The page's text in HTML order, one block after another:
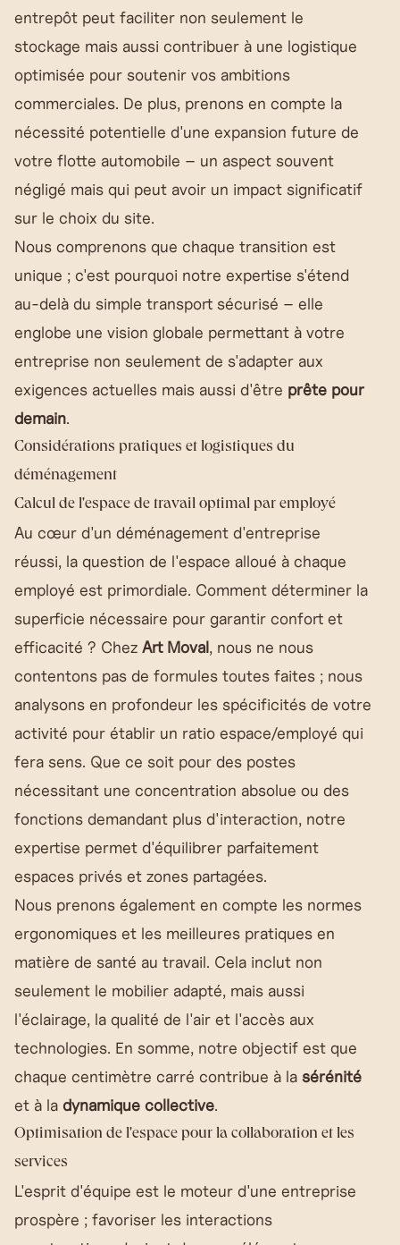
entrepôt peut faciliter non seulement le
stockage mais aussi contribuer à une logistique
optimisée pour soutenir vos ambitions
commerciales. De plus, prenons en compte la
nécessité potentielle d'une expansion future de
votre flotte automobile – un aspect souvent
négligé mais qui peut avoir un impact significatif
sur le choix du site.
Nous comprenons que chaque transition est
unique ; c'est pourquoi notre expertise s'étend
au-delà du simple transport sécurisé – elle
englobe une vision globale permettant à votre
entreprise non seulement de s'adapter aux
exigences actuelles mais aussi d'être prête pour
demain.
Considérations pratiques et logistiques du
déménagement
Calcul de l'espace de travail optimal par employé
Au cœur d'un déménagement d'entreprise
réussi, la question de l'espace alloué à chaque
employé est primordiale. Comment déterminer la
superficie nécessaire pour garantir confort et
efficacité ? Chez Art Moval, nous ne nous
contentons pas de formules toutes faites ; nous
analysons en profondeur les spécificités de votre
activité pour établir un ratio espace/employé qui
fera sens. Que ce soit pour des postes
nécessitant une concentration absolue ou des
fonctions demandant plus d'interaction, notre
expertise permet d'équilibrer parfaitement
espaces privés et zones partagées.
Nous prenons également en compte les normes
ergonomiques et les meilleures pratiques en
matière de santé au travail. Cela inclut non
seulement le mobilier adapté, mais aussi
l'éclairage, la qualité de l'air et l'accès aux
technologies. En somme, notre objectif est que
chaque centimètre carré contribue à la sérénité
et à la dynamique collective.
Optimisation de l'espace pour la collaboration et les
services
L'esprit d'équipe est le moteur d'une entreprise
prospère ; favoriser les interactions